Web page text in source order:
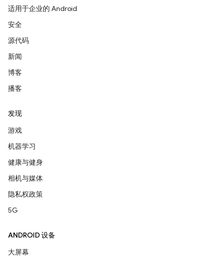
适用于企业的 Android
安全
源代码
新闻
博客
播客
发现
游戏
机器学习
健康与健身
相机与媒体
隐私权政策
5G
ANDROID 设备
大屏幕